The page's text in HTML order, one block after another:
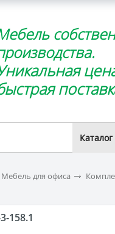
Каталог
Мебель для офиса
158.1